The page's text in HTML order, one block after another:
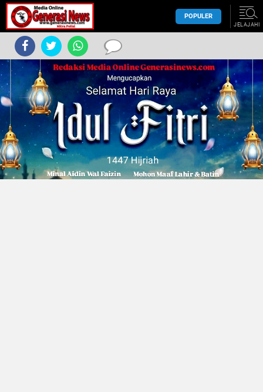
POPULER
JELAJAHI